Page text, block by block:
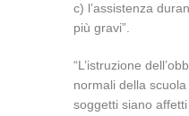
c) l’assistenza
più gravi”.
“L’istruzione
normali della
soggetti siano